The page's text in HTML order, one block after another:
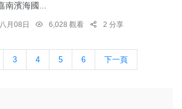
南濱海國...
月08日 6,028 觀看 2 分享
3 4 5 6 下一頁